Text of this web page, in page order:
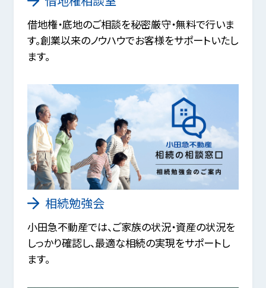
借地権・底地のご相談を秘密厳守・無料で行いま
す。創業以来のノウハウでお客様をサポートいたし
ます。
相続勉強会
小田急不動産では、ご家族の状況・資産の状況を
しっかり確認し、最適な相続の実現をサポートし
ます。